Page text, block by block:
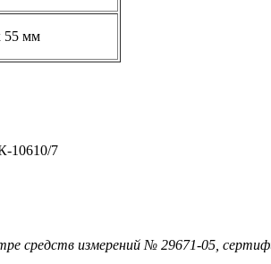
55 мм
10610/7
средств измерений № 29671-05,